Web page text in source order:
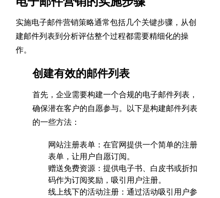
实施电子邮件营销策略通常包括几个关键步骤，从创
建邮件列表到分析评估整个过程都需要精细化的操
作。
创建有效的邮件列表
首先，企业需要构建一个合规的电子邮件列表，
确保潜在客户的自愿参与。以下是构建邮件列表
的一些方法：
网站注册表单：在官网提供一个简单的注册
表单，让用户自愿订阅。
赠送免费资源：提供电子书、白皮书或折扣
码作为订阅奖励，吸引用户注册。
线上线下的活动注册：通过活动吸引用户参